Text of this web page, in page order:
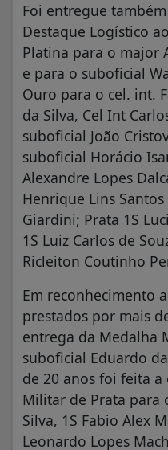
Foi entregue
Destaque Logístico
Platina para o major
e para o suboficial
Ouro para o cel. int.
da Silva, Cel Int
suboficial João
suboficial Horácio
Alexandre Lopes
Henrique Lins
Giardini; Prata 1S
1S Luiz Carlos de
Ricleiton Coutinho
Em reconhecimento
prestados por mais
entrega da Medalha
suboficial Eduardo
de 20 anos foi feita
Militar de Prata para
Silva, 1S Fabio Alex
Leonardo Lopes